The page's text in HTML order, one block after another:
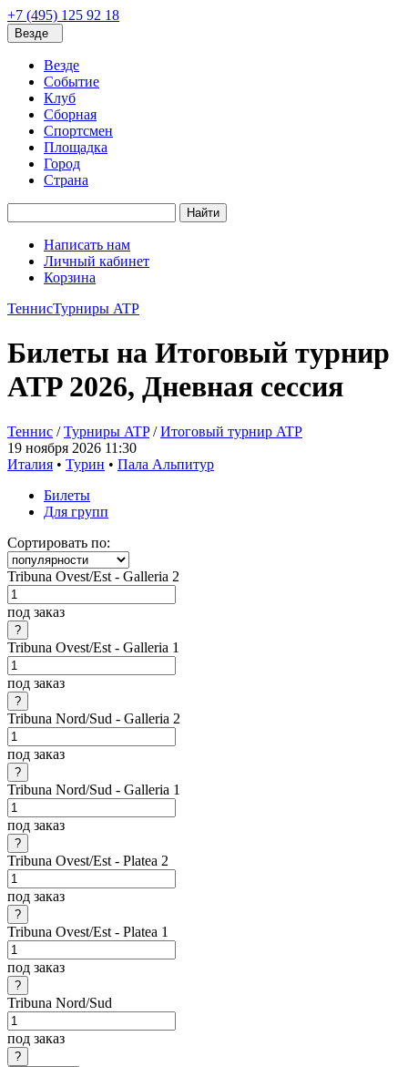
+7 (495) 125 92 18
Везде
Везде
Событие
Клуб
Сборная
Спортсмен
Площадка
Город
Страна
Найти
Написать нам
Личный кабинет
Корзина
ТеннисТурниры ATP
Билеты на Итоговый турнир
ATP 2026, Дневная сессия
Теннис /Турниры ATP/Итоговый турнир ATP
19 ноября 2026 11:30
Италия • Турин • Пала Альпитур
Билеты
Для групп
Сортировать по:
Tribuna Ovest/Est - Galleria 2
под заказ
Tribuna Ovest/Est - Galleria 1
под заказ
Tribuna Nord/Sud - Galleria 2
под заказ
Tribuna Nord/Sud - Galleria 1
под заказ
Tribuna Ovest/Est - Platea 2
под заказ
Tribuna Ovest/Est - Platea 1
под заказ
Tribuna Nord/Sud
под заказ